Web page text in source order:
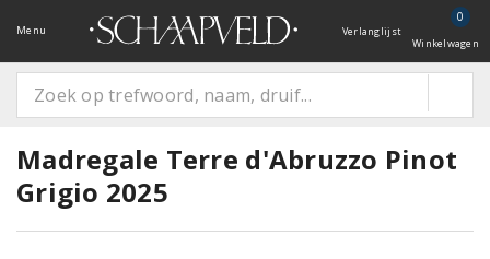
Menu Verlanglijst
0
Winkelwagen
Madregale Terre d'Abruzzo Pinot
Grigio 2025